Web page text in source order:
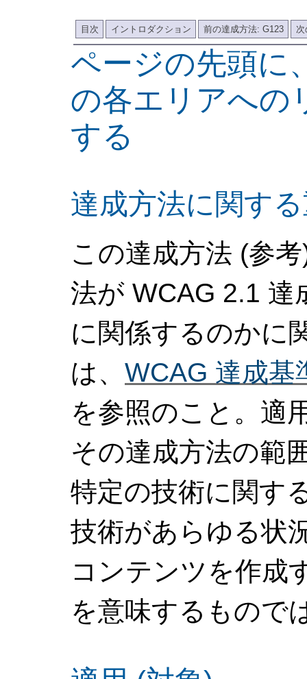
目次 イントロダクション 前の達成方法: G123
ページの先頭に
の各エリアへの
する
達成方法に関す
この達成方法 (参
法が WCAG 2.1 達
に関係するのかに
は、 WCAG 達成基
を参照のこと。適
その達成方法の範
特定の技術に関す
技術があらゆる状
コンテンツを作成
を意味するもので